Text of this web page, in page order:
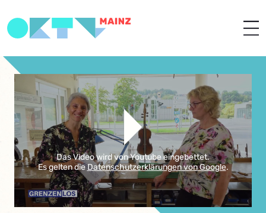
Das Video wird von Youtube eingebettet.
Es gelten dieDatenschutzerklärungen von Google.